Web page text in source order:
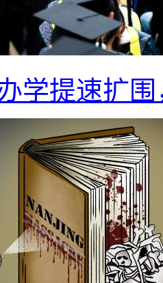
学提速扩